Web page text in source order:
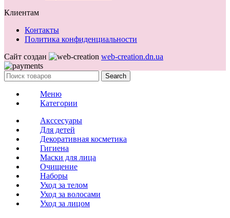
Клиентам
Контакты
Политика конфиденциальности
Сайт создан
web-creation.dn.ua
Search
Меню
Категории
Акссесуары
Для детей
Декоративная косметика
Гигиена
Маски для лица
Очищение
Наборы
Уход за телом
Уход за волосами
Уход за лицом